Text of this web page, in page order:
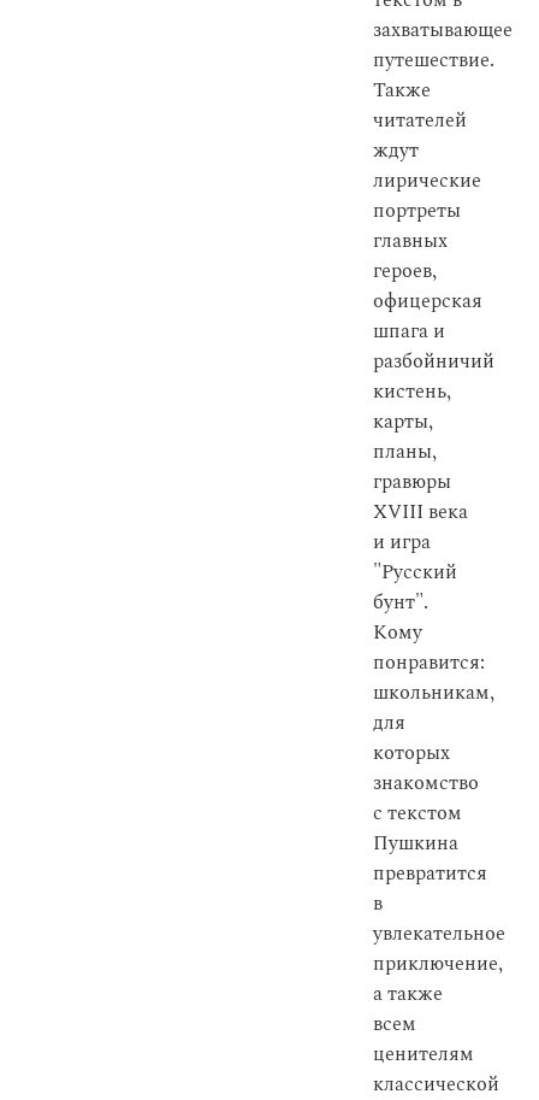
захватывающее
путешествие.
Также
читателей
ждут
лирические
портреты
главных
героев,
офицерская
шпага и
разбойничий
кистень,
карты,
планы,
гравюры
XVIII века
и игра
"Русский
бунт".
Кому
понравится:
школьникам,
для
которых
знакомство
с текстом
Пушкина
превратится
в
увлекательное
приключение,
а также
всем
ценителям
классической